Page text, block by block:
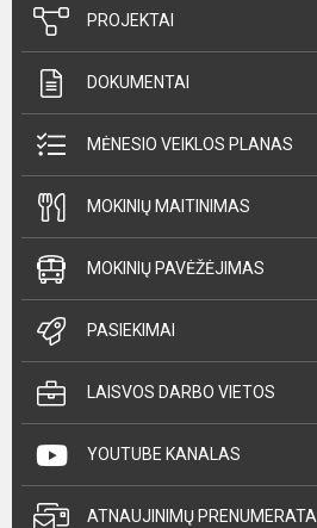
PROJEKTAI
DOKUMENTAI
MĖNESIO VEIKLOS PLANAS
MOKINIŲ MAITINIMAS
MOKINIŲ PAVĖŽĖJIMAS
PASIEKIMAI
LAISVOS DARBO VIETOS
YOUTUBE KANALAS
ATNAUJINIMŲ PRENUMERATA